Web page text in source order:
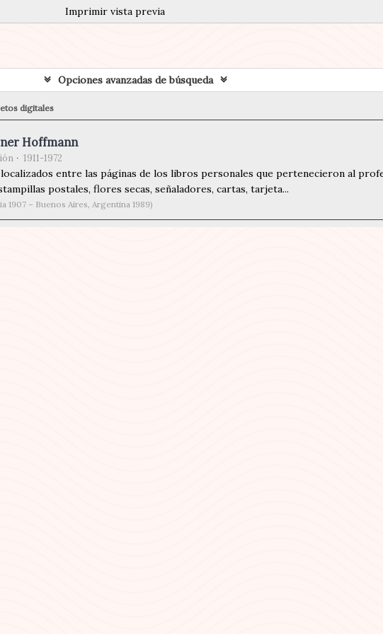
Imprimir vista previa
Opciones avanzadas de búsqueda
digitales
Hoffmann
1911-1972
localizados entre las páginas de los libros personales que pertenecieron al
postales, flores secas, señaladores, cartas, tarjeta...
1907 – Buenos Aires, Argentina 1989)